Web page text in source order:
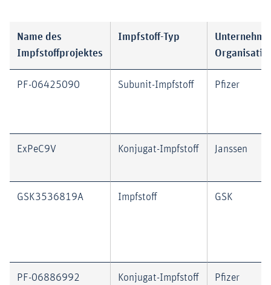
Name des
Impfstoffprojektes
Impfstoff-Typ
PF-06425090 Subunit-Impfstoff Pfizer
ExPeC9V Konjugat-Impfstoff Janssen
GSK3536819A Impfstoff GSK
PF-06886992 Konjugat-Impfstoff Pfizer